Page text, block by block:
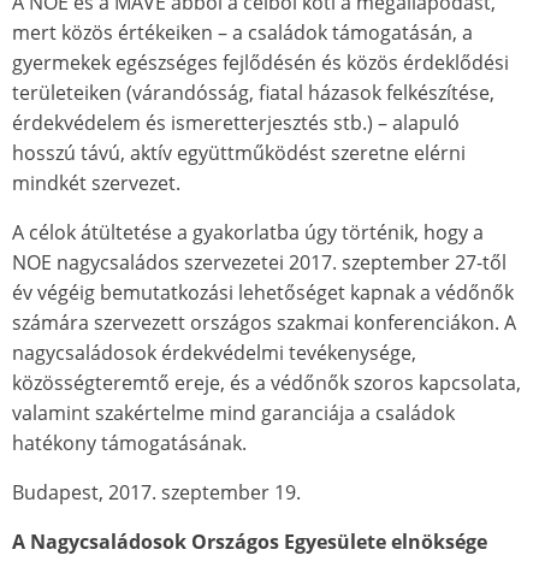
mert közös értékeiken – a családok támogatásán, a
gyermekek egészséges fejlődésén és közös érdeklődési
területeiken (várandósság, fiatal házasok felkészítése,
érdekvédelem és ismeretterjesztés stb.) – alapuló
hosszú távú, aktív együttműködést szeretne elérni
mindkét szervezet.
A célok átültetése a gyakorlatba úgy történik, hogy a
NOE nagycsaládos szervezetei 2017. szeptember 27-től
év végéig bemutatkozási lehetőséget kapnak a védőnők
számára szervezett országos szakmai konferenciákon. A
nagycsaládosok érdekvédelmi tevékenysége,
közösségteremtő ereje, és a védőnők szoros kapcsolata,
valamint szakértelme mind garanciája a családok
hatékony támogatásának.
Budapest, 2017. szeptember 19.
A Nagycsaládosok Országos Egyesülete elnöksége